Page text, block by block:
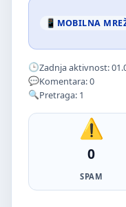
MOBILNA
Zadnja aktivnost:
Komentara: 0
Pretraga: 1
0
SPAM